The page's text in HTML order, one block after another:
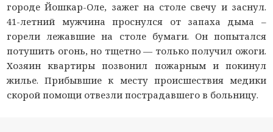
городе Йошкар-Оле, зажег на столе свечу и заснул.
41-летний мужчина проснулся от запаха дыма –
горели лежавшие на столе бумаги. Он попытался
потушить огонь, но тщетно — только получил ожоги.
Хозяин квартиры позвонил пожарным и покинул
жилье. Прибывшие к месту происшествия медики
скорой помощи отвезли пострадавшего в больницу.